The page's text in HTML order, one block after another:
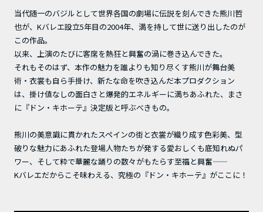
当代随一のバジルとして世界各国の劇場に伝説を刻んできた熊川哲
也が、Kバレエ設立5年目の2004年、満を持して世に送り出したのが
この作品。
以来、上演のたびに客席を熱狂と興奮の渦に巻き込んできた。
それもそのはず、本作の魅力を誰よりも知り尽くす熊川が舞台美
術・衣裳も自ら手掛け、新たな命を吹き込んだ本プロダクション
は、掛け値なしの面白さと爆発的エネルギーに満ちあふれた、まさ
に『ドン・キホーテ』決定版と呼ぶべきもの。
熊川の美意識に貫かれたスペインの街と衣裳が織り成す色彩美、型
破りな魅力にあふれた登場人物たちが発する愛おしくも底知れぬパ
ワー、そして粋で華麗な踊りの数々がもたらす至福と興奮——
Kバレエだからこそ味わえる、究極の『ドン・キホーテ』がここに！